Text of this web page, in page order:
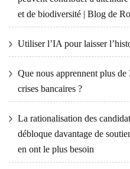
et de biodiversité | Blog de
Utiliser l’IA pour laisser
Que nous apprennent plus
crises bancaires ?
La rationalisation des
débloque davantage de
en ont le plus besoin